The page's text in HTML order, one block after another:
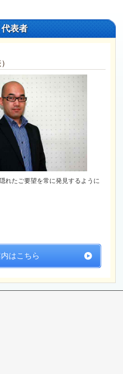
代表者
れたご要望を常に発見するように
はこちら